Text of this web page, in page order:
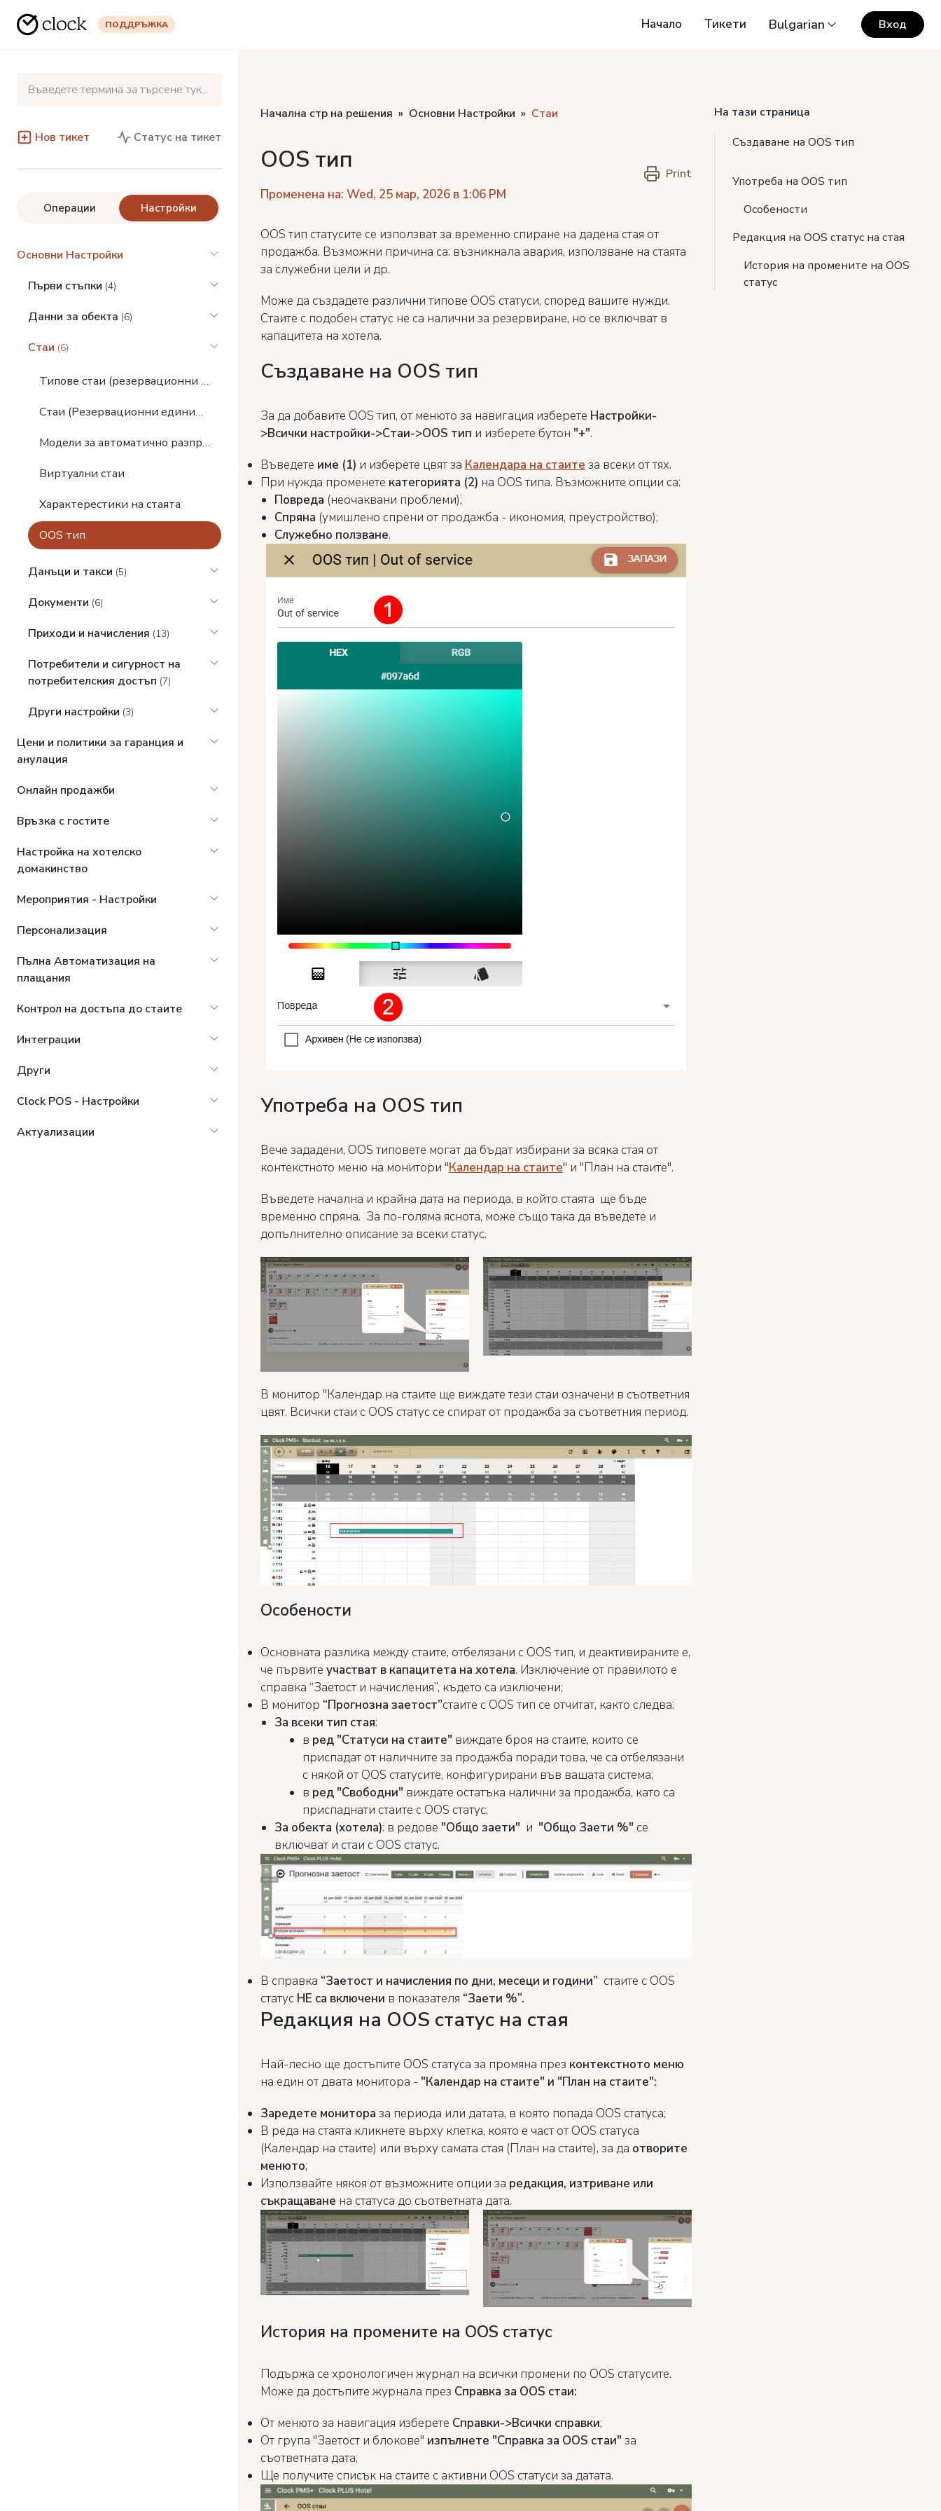
ПОДДРЪЖКА Начало Тикети Bulgarian Вход
Нов тикет Статус на тикет
Операции Настройки
Основни Настройки
Първи стъпки (4)
Данни за обекта (6)
Стаи (6)
Типове стаи (резервационни единици)
Стаи (Резервационни единици)
Модели за автоматично разпределение на стаи
Виртуални стаи
Характерестики на стаята
OOS тип
Данъци и такси (5)
Документи (6)
Приходи и начисления (13)
Потребители и сигурност на
потребителския достъп (7)
Други настройки (3)
Цени и политики за гаранция и
анулация
Онлайн продажби
Връзка с гостите
Настройка на хотелско
домакинство
Мероприятия - Настройки
Персонализация
Пълна Автоматизация на
плащания
Контрол на достъпа до стаите
Интеграции
Други
Clock POS - Настройки
Актуализации
Начална стр на решения Основни Настройки Стаи
OOS тип
Променена на: Wed, 25 мар, 2026 в 1:06 PM
Print
OOS тип статусите се използват за временно спиране на дадена стая от
продажба. Възможни причина са: възникнала авария, използване на стаята
за служебни цели и др.
Може да създадете различни типове OOS статуси, според вашите нужди.
Стаите с подобен статус не са налични за резервиране, но се включват в
капацитета на хотела.
Създаване на OOS тип
За да добавите OOS тип, от менюто за навигация изберете Настройки-
>Всички настройки->Стаи->OOS тип и изберете бутон "+".
Въведете име (1) и изберете цвят за Календара на стаите за всеки от тях.
При нужда променете категорията (2) на OOS типа. Възможните опции са:
Повреда (неочаквани проблеми);
Спряна (умишлено спрени от продажба - икономия, преустройство);
Служебно ползване.
Употреба на OOS тип
Вече зададени, OOS типовете могат да бъдат избирани за всяка стая от
контекстното меню на монитори "Календар на стаите" и "План на стаите".
Въведете начална и крайна дата на периода, в който стаята ще бъде
временно спряна. За по-голяма яснота, може също така да въведете и
допълнително описание за всеки статус.
В монитор "Календар на стаите ще виждате тези стаи означени в съответния
цвят. Всички стаи с OOS статус се спират от продажба за съответния период.
Особености
Основната разлика между стаите, отбелязани с OOS тип, и деактивираните е,
че първите участват в капацитета на хотела. Изключение от правилото е
справка “Заетост и начисления”, където са изключени;
В монитор “Прогнозна заетост”стаите с OOS тип се отчитат, както следва:
За всеки тип стая:
в ред "Статуси на стаите" виждате броя на стаите, които се
приспадат от наличните за продажба поради това, че са отбелязани
с някой от OOS статусите, конфигурирани във вашата система;
в ред "Свободни" виждате остатъка налични за продажба, като са
приспаднати стаите с OOS статус;
За обекта (хотела): в редове "Общо заети" и "Общо Заети %" се
включват и стаи с OOS статус.
В справка “Заетост и начисления по дни, месеци и години” стаите с OOS
статус НЕ са включени в показателя “Заети %”.
Редакция на OOS статус на стая
Най-лесно ще достъпите OOS статуса за промяна през контекстното меню
на един от двата монитора - "Календар на стаите" и "План на стаите":
Заредете монитора за периода или датата, в която попада OOS статуса;
В реда на стаята кликнете върху клетка, която е част от OOS статуса
(Календар на стаите) или върху самата стая (План на стаите), за да отворите
менюто;
Използвайте някоя от възможните опции за редакция, изтриване или
съкращаване на статуса до съответната дата.
История на промените на OOS статус
Подържа се хронологичен журнал на всички промени по OOS статусите.
Може да достъпите журнала през Справка за OOS стаи:
От менюто за навигация изберете Справки->Всички справки;
От група "Заетост и блокове" изпълнете "Справка за OOS стаи" за
съответната дата;
Ще получите списък на стаите с активни OOS статуси за датата.
На тази страница
Създаване на OOS тип
Употреба на OOS тип
Особености
Редакция на OOS статус на стая
История на промените на OOS
статус